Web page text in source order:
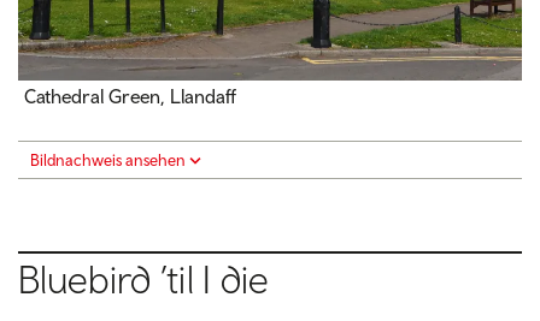
Cathedral Green, Llandaff
Bildnachweis ansehen
Bluebird ’til I die